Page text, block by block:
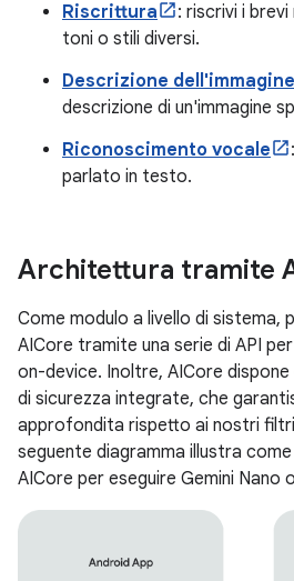
Riscrittura
: riscrivi i
toni o stili diversi.
Descrizione dell'immagine
descrizione di un'immagine
Riconoscimento vocale
parlato in testo.
Architettura tramite
Come modulo a livello di sistema,
AICore tramite una serie di API
on-device. Inoltre, AICore
di sicurezza integrate, che
approfondita rispetto ai nostri filtri
seguente diagramma illustra
AICore per eseguire Gemini Nano